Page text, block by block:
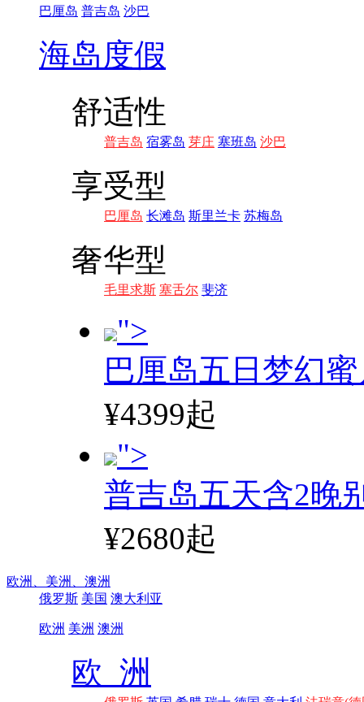
巴厘岛 普吉岛 沙巴
海岛度假
舒适性
普吉岛 宿雾岛 芽庄 塞班岛 沙巴
享受型
巴厘岛 长滩岛 斯里兰卡 苏梅岛
奢华型
毛里求斯 塞舌尔 斐济
">
巴厘岛五日梦幻
¥4399起
">
普吉岛五天含2晚
¥2680起
欧洲、 美洲、 澳洲
俄罗斯 美国 澳大利亚
欧洲 美洲 澳洲
欧 洲